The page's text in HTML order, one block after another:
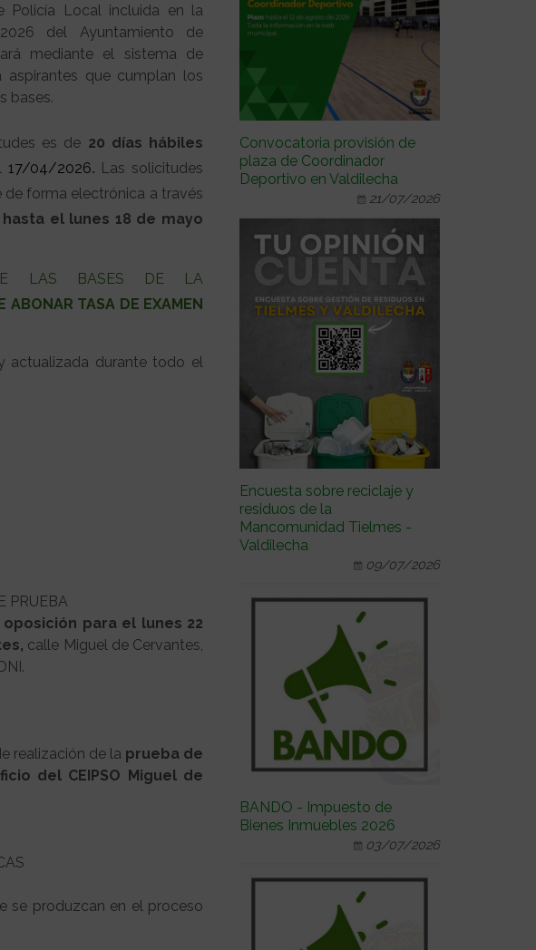
Policía Local incluida en la
del Ayuntamiento de
mediante el sistema de
aspirantes que cumplan los
bases.
es de 20 días hábiles
17/04/2026. Las solicitudes
forma electrónica a través
el lunes 18 de mayo
LAS BASES DE LA
ABONAR TASA DE EXAMEN
actualizada durante todo el
PRUEBA
para el lunes 22
calle Miguel de Cervantes,
realización de la prueba de
del CEIPSO Miguel de
se produzcan en el proceso
Convocatoria provisión de
plaza de Coordinador
Deportivo en Valdilecha
21/07/2026
Encuesta sobre reciclaje y
residuos de la
Mancomunidad Tielmes -
Valdilecha
09/07/2026
BANDO - Impuesto de
Bienes Inmuebles 2026
03/07/2026